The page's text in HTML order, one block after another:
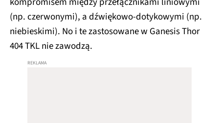
(np. czerwonymi), a dźwiękowo-dotykowymi (np.
niebieskimi). No i te zastosowane w Ganesis Thor
404 TKL nie zawodzą.